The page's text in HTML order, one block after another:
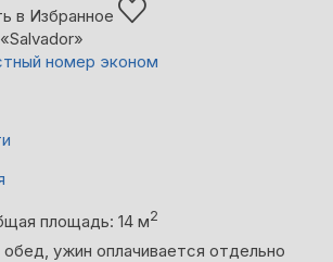
в Избранное
номер эконом
площадь: 14 м2
обед, ужин оплачивается отдельно